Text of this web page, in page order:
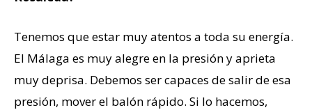
Tenemos que estar muy atentos a toda su energía.
El Málaga es muy alegre en la presión y aprieta
muy deprisa. Debemos ser capaces de salir de esa
presión, mover el balón rápido. Si lo hacemos,